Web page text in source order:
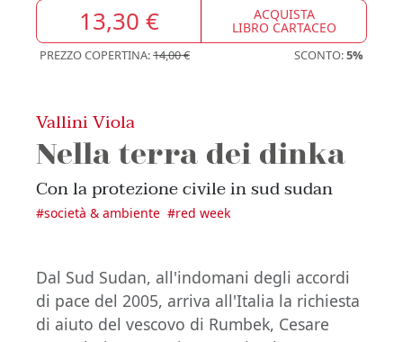
13,30 € ACQUISTA
LIBRO CARTACEO
PREZZO COPERTINA:14,00 € SCONTO:5%
Vallini Viola
Nella terra dei dinka
Con la protezione civile in sud sudan
#società & ambiente #red week
Dal Sud Sudan, all'indomani degli accordi
di pace del 2005, arriva all'Italia la richiesta
di aiuto del vescovo di Rumbek, Cesare